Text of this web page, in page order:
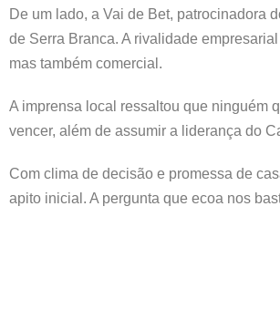
De um lado, a Vai de Bet, patrocinadora
de Serra Branca. A rivalidade
mas também comercial.
A imprensa local ressaltou que ninguém
vencer, além de assumir a liderança do
Com clima de decisão e promessa de
apito inicial. A pergunta que ecoa nos